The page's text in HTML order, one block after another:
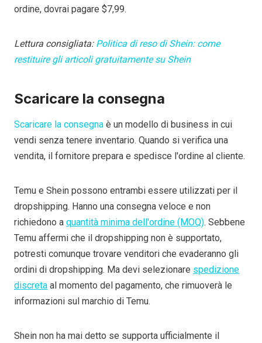
ordine, dovrai pagare $7,99.
Lettura consigliata: Politica di reso di Shein: come
restituire gli articoli gratuitamente su Shein
Scaricare la consegna
Scaricare la consegna è un modello di business in cui
vendi senza tenere inventario. Quando si verifica una
vendita, il fornitore prepara e spedisce l'ordine al cliente.
Temu e Shein possono entrambi essere utilizzati per il
dropshipping. Hanno una consegna veloce e non
richiedono a quantità minima dell'ordine (MOQ). Sebbene
Temu affermi che il dropshipping non è supportato,
potresti comunque trovare venditori che evaderanno gli
ordini di dropshipping. Ma devi selezionare spedizione
discreta al momento del pagamento, che rimuoverà le
informazioni sul marchio di Temu.
Shein non ha mai detto se supporta ufficialmente il